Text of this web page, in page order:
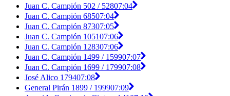
Juan C. Campión 502 / 52807:04
Juan C. Campión 68507:04
Juan C. Campión 87307:05
Juan C. Campión 105107:06
Juan C. Campión 128307:06
Juan C. Campión 1499 / 159907:07
Juan C. Campión 1699 / 179907:08
José Alico 179407:08
General Pirán 1899 / 199907:09